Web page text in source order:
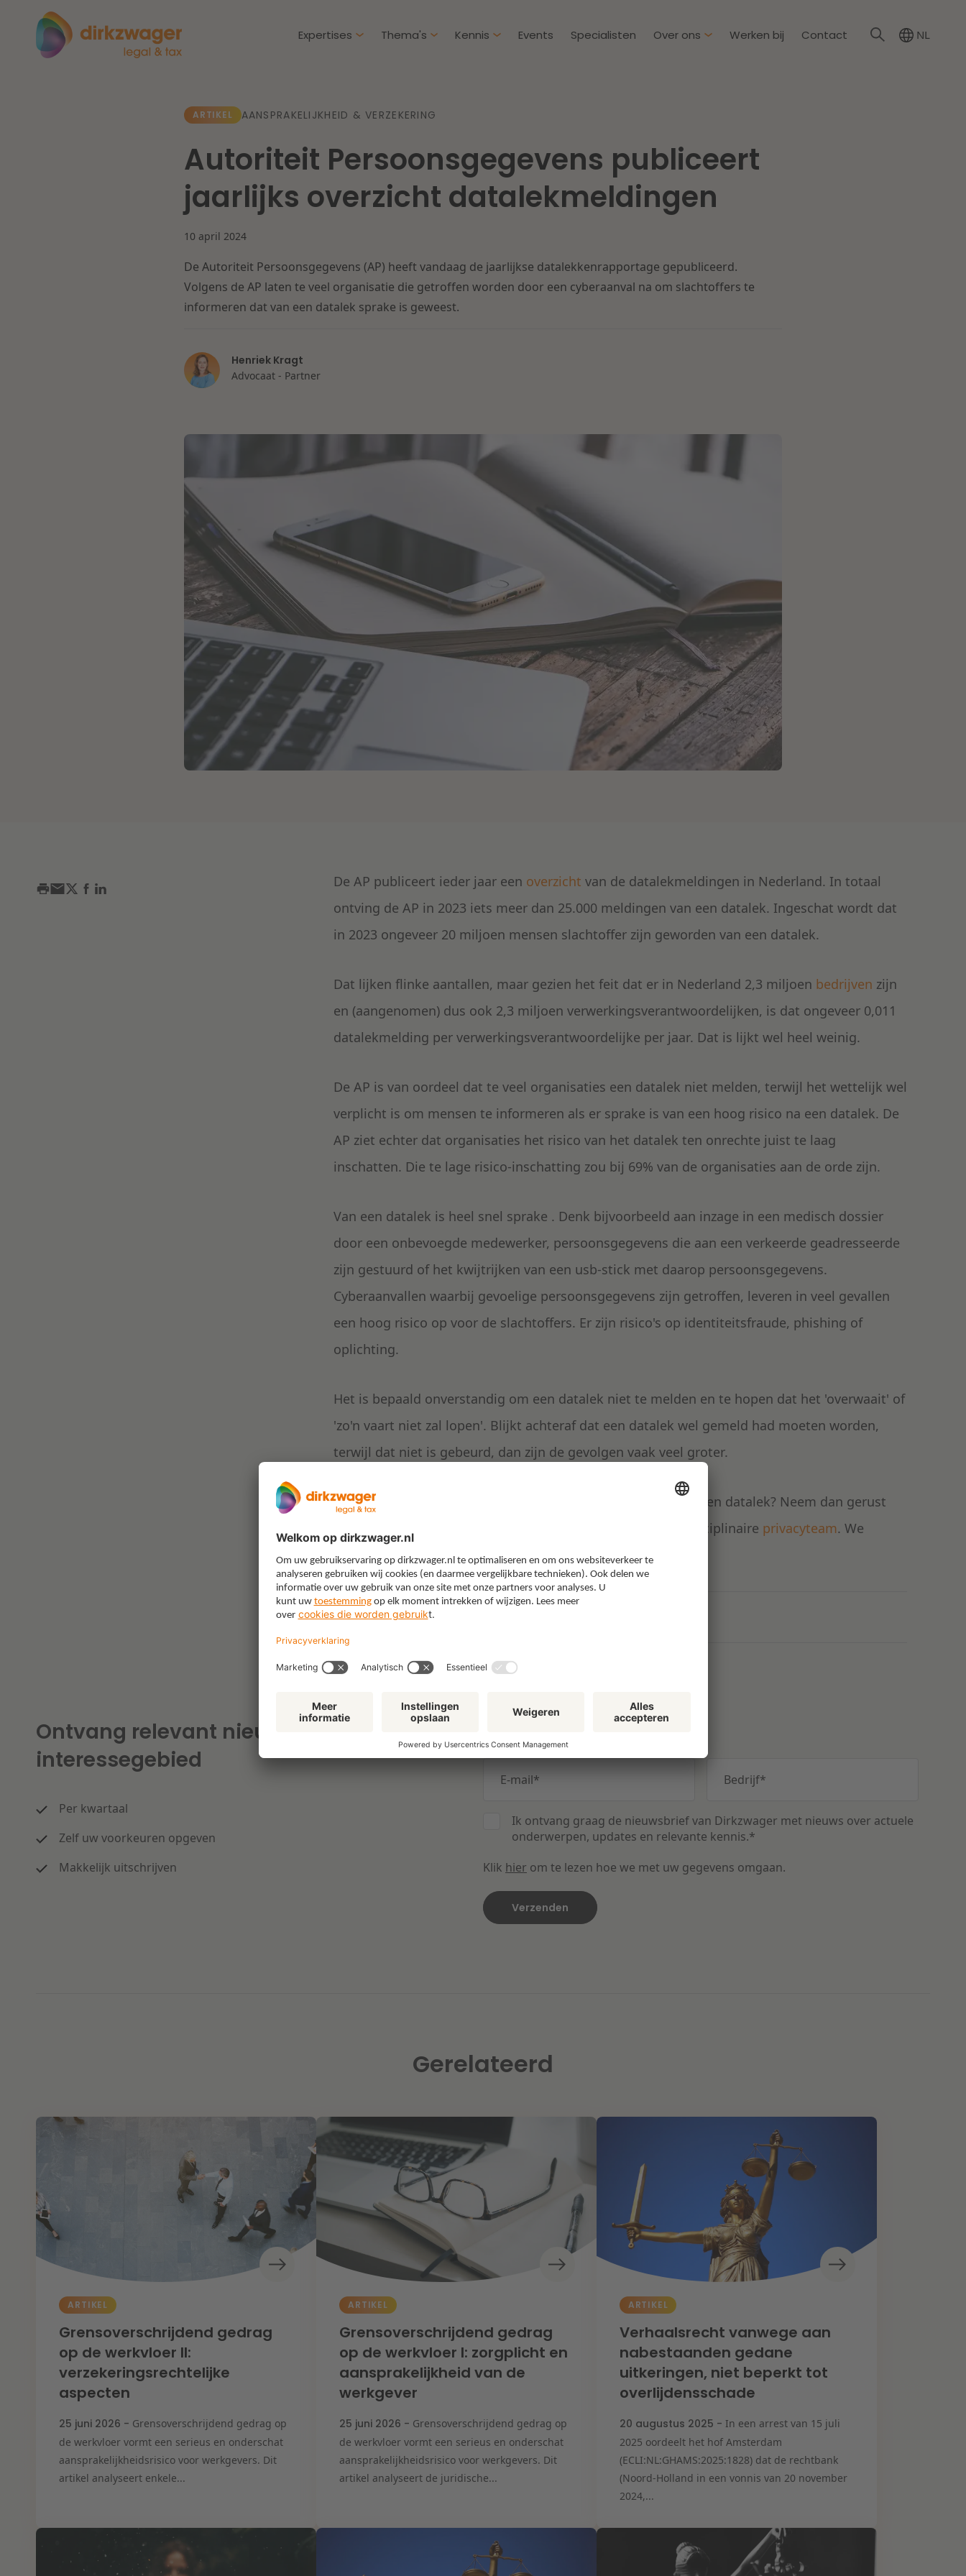
Expertises
IE & Innovatie
Herstructurering & Insolventie
Zorg & Sociaal domein
Overheid & Omgeving
Aanbesteding & Mededinging
Litigation
Thema's
energietransitie
Dichtbij een
toekomstbestendige
zorg
Dichtbij de kansen en
uitdagingen in de
woningbouw
Dichtbij de wendbare
Kennis Events Specialisten Over ons
Nieuws
Werken bij Contact NL
ARTIKEL AANSPRAKELIJKHEID & VERZEKERING
Autoriteit Persoonsgegevens publiceert
jaarlijks overzicht datalekmeldingen
10 april 2024
De Autoriteit Persoonsgegevens (AP) heeft vandaag de jaarlijkse datalekkenrapportage gepubliceerd.
Volgens de AP laten te veel organisatie die getroffen worden door een cyberaanval na om slachtoffers te
informeren dat van een datalek sprake is geweest.
Henriek Kragt
Advocaat - Partner
De AP publiceert ieder jaar een overzicht van de datalekmeldingen in Nederland. In totaal
ontving de AP in 2023 iets meer dan 25.000 meldingen van een datalek. Ingeschat wordt dat
in 2023 ongeveer 20 miljoen mensen slachtoffer zijn geworden van een datalek.
Dat lijken flinke aantallen, maar gezien het feit dat er in Nederland 2,3 miljoen bedrijven zijn
en (aangenomen) dus ook 2,3 miljoen verwerkingsverantwoordelijken, is dat ongeveer 0,011
datalekmelding per verwerkingsverantwoordelijke per jaar. Dat is lijkt wel heel weinig.
De AP is van oordeel dat te veel organisaties een datalek niet melden, terwijl het wettelijk wel
verplicht is om mensen te informeren als er sprake is van een hoog risico na een datalek. De
AP ziet echter dat organisaties het risico van het datalek ten onrechte juist te laag
inschatten. Die te lage risico-inschatting zou bij 69% van de organisaties aan de orde zijn.
Van een datalek is heel snel sprake . Denk bijvoorbeeld aan inzage in een medisch dossier
door een onbevoegde medewerker, persoonsgegevens die aan een verkeerde geadresseerde
zijn gestuurd of het kwijtrijken van een usb-stick met daarop persoonsgegevens.
Cyberaanvallen waarbij gevoelige persoonsgegevens zijn getroffen, leveren in veel gevallen
een hoog risico op voor de slachtoffers. Er zijn risico's op identiteitsfraude, phishing of
oplichting.
Het is bepaald onverstandig om een datalek niet te melden en te hopen dat het 'overwaait' of
'zo'n vaart niet zal lopen'. Blijkt achteraf dat een datalek wel gemeld had moeten worden,
terwijl dat niet is gebeurd, dan zijn de gevolgen vaak veel groter.
Heeft een vraag over het maken van een risico-afweging na een datalek? Neem dan gerust
contact op met mij of een van mijn collega’s uit ons multidisciplinaire privacyteam. We
helpen u graag bij het maken van die risicoafweging!
Gerelateerd AANSPRAKELIJKHEID
Ontvang relevant nieuws op uw
interessegebied
Per kwartaal
Zelf uw voorkeuren opgeven
Makkelijk uitschrijven
E-mail* Bedrijf*
Ik ontvang graag de nieuwsbrief van Dirkzwager met nieuws over actuele
onderwerpen, updates en relevante kennis.*
Klik hier om te lezen hoe we met uw gegevens omgaan.
Gerelateerd
ARTIKEL
Grensoverschrijdend gedrag
op de werkvloer II:
verzekeringsrechtelijke
aspecten
25 juni 2026 - Grensoverschrijdend gedrag op
de werkvloer vormt een serieus en onderschat
aansprakelijkheidsrisico voor werkgevers. Dit
artikel analyseert enkele...
ARTIKEL
Grensoverschrijdend gedrag
op de werkvloer I: zorgplicht en
aansprakelijkheid van de
werkgever
25 juni 2026 - Grensoverschrijdend gedrag op
de werkvloer vormt een serieus en onderschat
aansprakelijkheidsrisico voor werkgevers. Dit
artikel analyseert de juridische...
ARTIKEL
Verhaalsrecht vanwege aan
nabestaanden gedane
uitkeringen, niet beperkt tot
overlijdensschade
20 augustus 2025 - In een arrest van 15 juli
2025 oordeelt het hof Amsterdam
(ECLI:NL:GHAMS:2025:1828) dat de rechtbank
(Noord-Holland in een vonnis van 20 november
2024,...